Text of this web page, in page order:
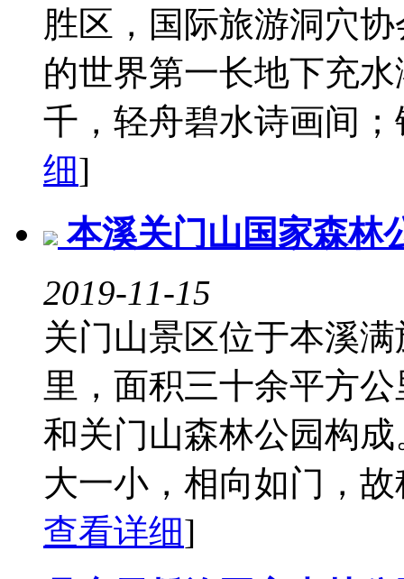
胜区，国际旅游洞穴
的世界第一长地下充
千，轻舟碧水诗画间
细]
本溪关门山国家森林
2019-11-15
关门山景区位于本溪
里，面积三十余平方
和关门山森林公园构
大一小，相向如门，
查看详细]